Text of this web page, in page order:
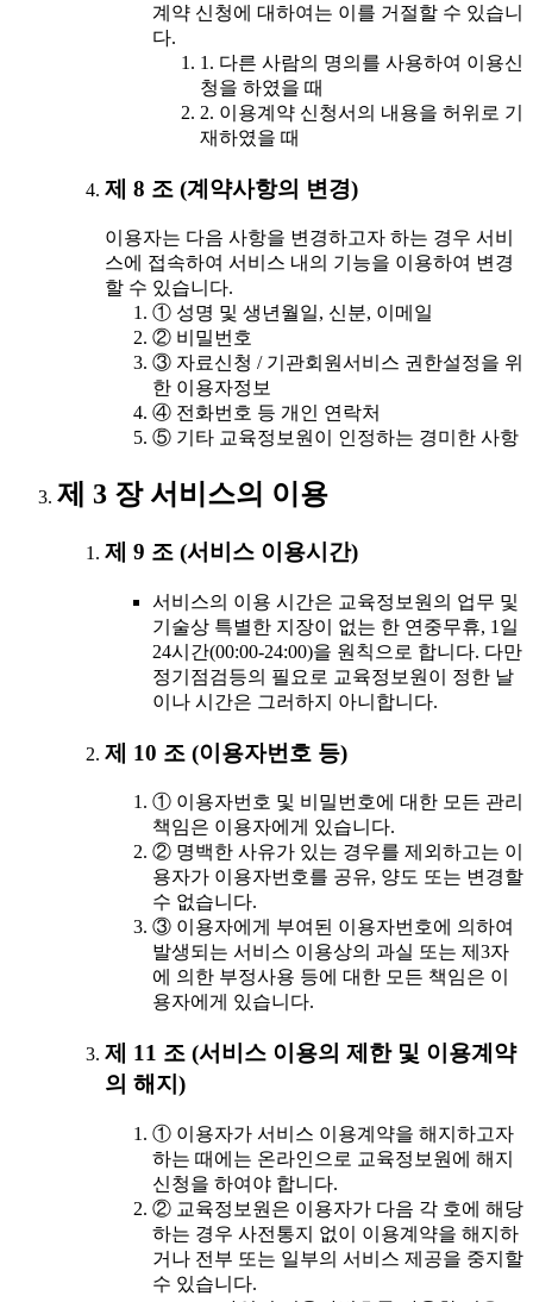
계약 신청에 대하여는 이를 거절할 수 있습니
다.
1. 다른 사람의 명의를 사용하여 이용신
청을 하였을 때
2. 이용계약 신청서의 내용을 허위로 기
재하였을 때
제 8 조 (계약사항의 변경)
이용자는 다음 사항을 변경하고자 하는 경우 서비
스에 접속하여 서비스 내의 기능을 이용하여 변경
할 수 있습니다.
① 성명 및 생년월일, 신분, 이메일
② 비밀번호
③ 자료신청 / 기관회원서비스 권한설정을 위
한 이용자정보
④ 전화번호 등 개인 연락처
⑤ 기타 교육정보원이 인정하는 경미한 사항
제 3 장 서비스의 이용
제 9 조 (서비스 이용시간)
서비스의 이용 시간은 교육정보원의 업무 및
기술상 특별한 지장이 없는 한 연중무휴, 1일
24시간(00:00-24:00)을 원칙으로 합니다. 다만
정기점검등의 필요로 교육정보원이 정한 날
이나 시간은 그러하지 아니합니다.
제 10 조 (이용자번호 등)
① 이용자번호 및 비밀번호에 대한 모든 관리
책임은 이용자에게 있습니다.
② 명백한 사유가 있는 경우를 제외하고는 이
용자가 이용자번호를 공유, 양도 또는 변경할
수 없습니다.
③ 이용자에게 부여된 이용자번호에 의하여
발생되는 서비스 이용상의 과실 또는 제3자
에 의한 부정사용 등에 대한 모든 책임은 이
용자에게 있습니다.
제 11 조 (서비스 이용의 제한 및 이용계약
의 해지)
① 이용자가 서비스 이용계약을 해지하고자
하는 때에는 온라인으로 교육정보원에 해지
신청을 하여야 합니다.
② 교육정보원은 이용자가 다음 각 호에 해당
하는 경우 사전통지 없이 이용계약을 해지하
거나 전부 또는 일부의 서비스 제공을 중지할
수 있습니다.